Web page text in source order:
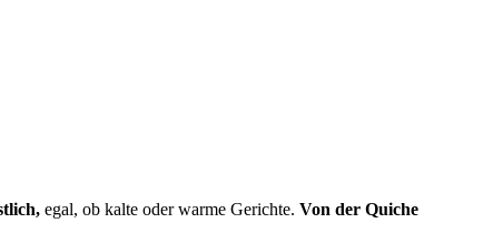
egal, ob kalte oder warme Gerichte. Von der Quiche